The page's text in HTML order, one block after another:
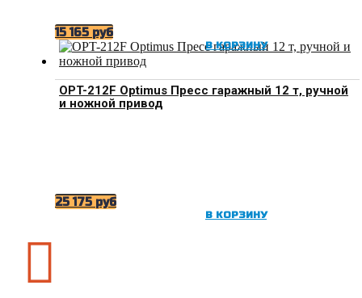
15 165 руб
В КОРЗИНУ
OPT-212F Optimus Пресс гаражный 12 т, ручной
и ножной привод
25 175 руб
В КОРЗИНУ
